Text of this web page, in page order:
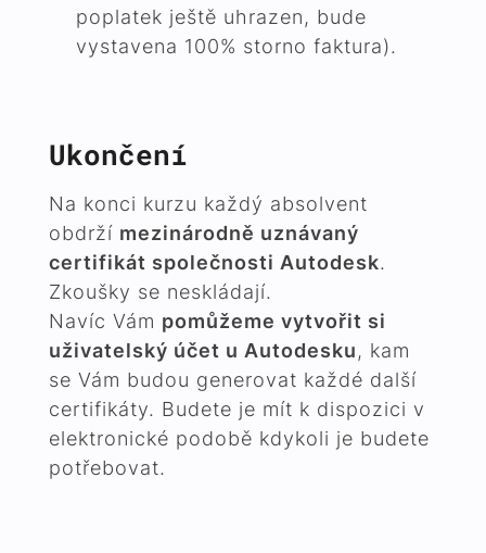
poplatek ještě uhrazen, bude
vystavena 100% storno faktura).
Ukončení
Na konci kurzu každý absolvent
obdrží mezinárodně uznávaný
certifikát společnosti Autodesk.
Zkoušky se neskládají.
Navíc Vám pomůžeme vytvořit si
uživatelský účet u Autodesku, kam
se Vám budou generovat každé další
certifikáty. Budete je mít k dispozici v
elektronické podobě kdykoli je budete
potřebovat.